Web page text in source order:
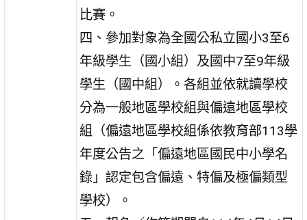
比賽。
四、參加對象為全國公私立國小3至6
年級學生（國小組）及國中7至9年級
學生（國中組）。各組並依就讀學校
分為一般地區學校組與偏遠地區學校
組（偏遠地區學校組係依教育部113學
年度公告之「偏遠地區國民中小學名
錄」認定包含偏遠、特偏及極偏類型
學校）。